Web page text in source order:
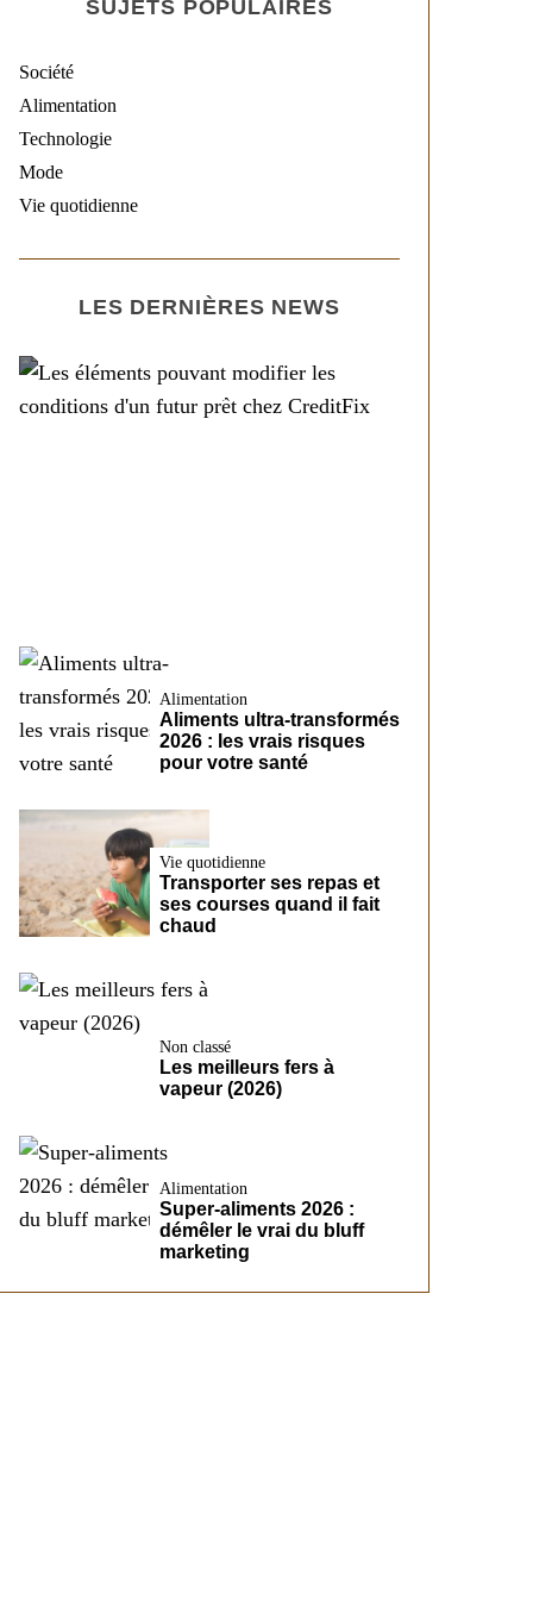
SUJETS POPULAIRES
Société
Alimentation
Technologie
Mode
Vie quotidienne
LES DERNIÈRES NEWS
Société
Alimentation
Aliments ultra-transformés
2026 : les vrais risques
pour votre santé
Vie quotidienne
Transporter ses repas et
ses courses quand il fait
chaud
Non classé
Les meilleurs fers à
vapeur (2026)
Alimentation
Super-aliments 2026 :
démêler le vrai du bluff
marketing